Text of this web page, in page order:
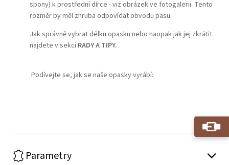
spony) k prostřední dírce - viz obrázek ve fotogalerii. Tento
rozměr by měl zhruba odpovídat obvodu pasu.
Jak správně vybrat délku opasku nebo naopak jak jej zkrátit
najdete v sekci RADY A TIPY.
Podívejte se, jak se naše opasky vyrábí:
Parametry